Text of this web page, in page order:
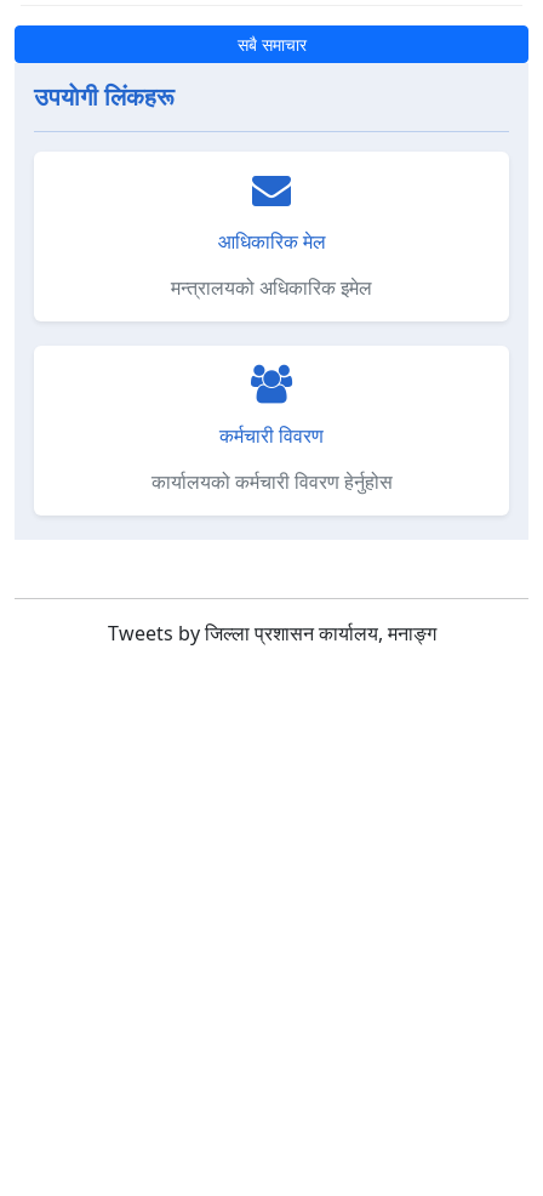
सबै समाचार
उपयाेगी लिंकहरू
आधिकारिक मेल
मन्त्रालयको अधिकारिक इमेल
कर्मचारी विवरण
कार्यालयको कर्मचारी विवरण हेर्नुहोस
Tweets by जिल्ला प्रशासन कार्यालय, मनाङ्ग